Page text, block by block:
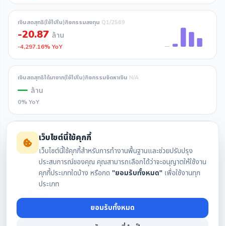
เงินสดสุทธิ(ใช้ไปใน)กิจกรรมลงทุน Q1/2569
-20.87 ล้าน
-4,297.16% YoY
เงินสดสุทธิได้มาจาก(ใช้ไปใน)กิจกรรมจัดหาเงิน N/A
— ล้าน
0% YoY
เงินสดและรายการเทียบเท่าเงินสดเพิ่มขึ้น(ลดลง) (สุทธิ)
—ล้าน
เงินสดและรายการเทียบเท่าเงินสดคงเหลือต้นงวด
109.14
เว็บไซต์นี้ใช้คุกกี้
เว็บไซต์นี้ใช้คุกกี้สำหรับการทำงานพื้นฐานและช่วยปรับปรุง
ประสบการณ์ของคุณ คุณสามารถเลือกได้ว่าจะอนุญาตให้ใช้งาน
คุกกี้ประเภทใดบ้าง หรือกด "ยอมรับทั้งหมด" เพื่อใช้งานทุก
ประเภท
ยอมรับทั้งหมด